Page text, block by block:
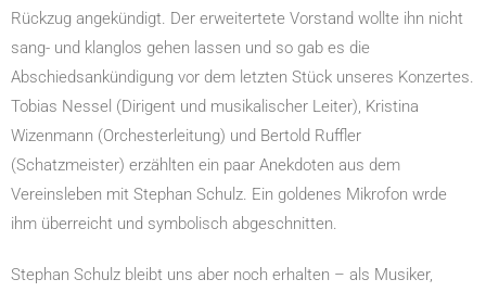
Rückzug angekündigt. Der erweitertete Vorstand wollte ihn nicht
sang- und klanglos gehen lassen und so gab es die
Abschiedsankündigung vor dem letzten Stück unseres Konzertes.
Tobias Nessel (Dirigent und musikalischer Leiter), Kristina
Wizenmann (Orchesterleitung) und Bertold Ruffler
(Schatzmeister) erzählten ein paar Anekdoten aus dem
Vereinsleben mit Stephan Schulz. Ein goldenes Mikrofon wrde
ihm überreicht und symbolisch abgeschnitten.
Stephan Schulz bleibt uns aber noch erhalten – als Musiker,